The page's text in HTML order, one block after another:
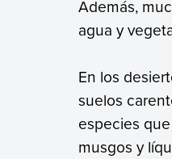
Además,
agua y
En los
suelos
especies
musgos y